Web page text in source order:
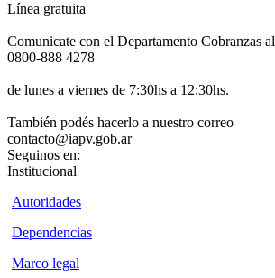
Línea gratuita
Comunicate con el Departamento Cobranzas al
0800-888 4278
de lunes a viernes de 7:30hs a 12:30hs.
También podés hacerlo a nuestro correo
contacto@iapv.gob.ar
Seguinos en:
Institucional
Autoridades
Dependencias
Marco legal